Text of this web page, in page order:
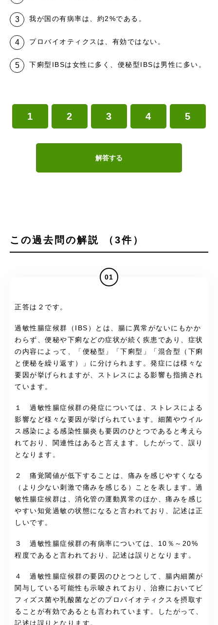
我が国の有病率は、約2%である。
プロバイオティクスは、有効ではない。
下痢型IBSは女性に多く、便秘型IBSは男性に多い。
1 2 3 4 5
解答する
この過去問の解説 （3件）
01
正答は２です。
過敏性腸症候群（IBS）とは、腸に異常がないにもかか
わらず、便秘や下痢などの症状が続く疾患であり、症状
の内容によって、「便秘型」「下痢型」「混合型（下痢
と便秘を繰り返す）」に分けられます。発症には様々な
要因が挙げられますが、ストレスによる影響も指摘され
ています。
１ 過敏性腸症候群の発症については、ストレスによる
影響など様々な要因が挙げられています。細菌やウイル
ス感染による感染性腸炎も要因のひとつであると考えら
れており、関連性はあると言えます。したがって、誤り
となります。
２ 痛覚閾値が低下することは、痛みを感じやすくなる
（より少ない刺激で痛みを感じる）ことを表します。過
敏性腸症候群は、消化管の運動異常のほか、痛みを感じ
やすい知覚過敏の状態になると言われており、記述は正
しいです。
３ 過敏性腸症候群の有病率については、10％～20%
程度であると言われており、記述は誤りとなります。
４ 過敏性腸症候群の要因のひとつとして、腸内細菌が
関与している可能性も示唆されており、治療においてビ
フィズス菌や乳酸菌などのプロバイオティクスを摂取す
ることが有効であるとも言われています。したがって、
記述は誤りとなります。